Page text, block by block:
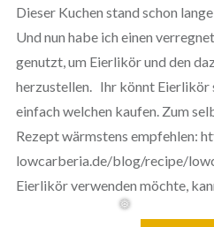
Dieser Kuchen stand schon
Und nun habe ich einen
genutzt, um Eierlikör und den
herzustellen. Ihr könnt Eierlikör
einfach welchen kaufen. Zum
Rezept wärmstens empfehlen:
lowcarberia.de/blog/recipe/
Eierlikör verwenden möchte,